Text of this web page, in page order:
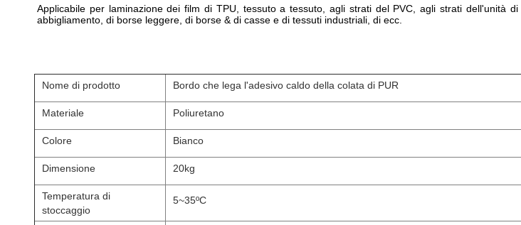
Applicabile per laminazione dei film di TPU, tessuto a tessuto, agli strati del PVC, agli strati dell'unità
abbigliamento, di borse leggere, di borse & di casse e di tessuti industriali, di ecc.
Nome di prodotto Bordo che lega l'adesivo caldo della colata di PUR
Materiale Poliuretano
Colore Bianco
Dimensione 20kg
Temperatura di
stoccaggio
5~35ºC